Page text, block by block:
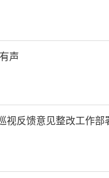
声
视反馈意见整改工作部